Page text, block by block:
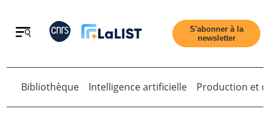
Retour
S'abonner à la
newsletter
Retour
Bibliothèque Intelligence artificielle Production et